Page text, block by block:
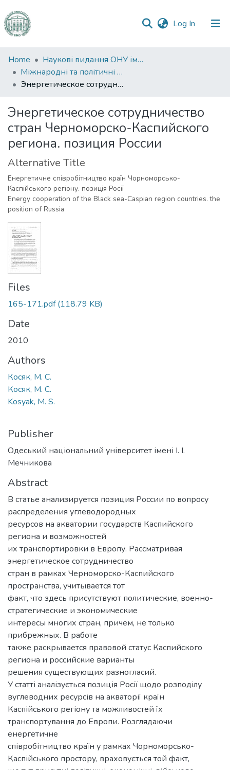
Log In (current)
Communities
&
Collections
Statistics
Home
Наукові видання ОНУ імені І. І. Мечникова
Міжнародні та політичні дослідження
Энергетическое сотрудничество стран Черноморско-Каспийского региона. позиция России
Энергетическое сотрудничество
стран Черноморско-Каспийского
региона. позиция России
Alternative Title
Енергетичне співробітництво країн Чорноморсько-
Каспійського регіону. позиція Росії
Energy cooperation of the Black sea-Caspian region countries. the
position of Russia
Files
165-171.pdf(118.79 KB)
Date
2010
Authors
Косяк, М. С.
Косяк, М. С.
Kosyak, M. S.
Publisher
Одеський національний університет імені І. І.
Мечникова
Abstract
В статье анализируется позиция России по вопросу
распределения углеводородных
ресурсов на акватории государств Каспийского
региона и возможностей
их транспортировки в Европу. Рассматривая
энергетическое сотрудничество
стран в рамках Черноморско-Каспийского
пространства, учитывается тот
факт, что здесь присутствуют политические, военно-
стратегические и экономические
интересы многих стран, причем, не только
прибрежных. В работе
также раскрывается правовой статус Каспийского
региона и российские варианты
решения существующих разногласий.
У статті аналізується позиція Росії щодо розподілу
вуглеводних ресурсів на акваторії країн
Каспійського регіону та можливостей їх
транспортування до Европи. Розглядаючи
енергетичне
співробітництво країн у рамках Чорноморсько-
Каспійського простору, враховується той факт,